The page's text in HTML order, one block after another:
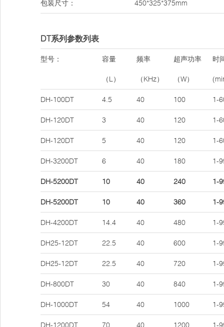
包装尺寸： 450*325*375mm
DT系列参数列表
型号： 容量
（L）
频率
（KHz）
超声功率
（W）
时
DH-100DT 4.5 40 100 1-
DH-120DT 3 40 120 1-
DH-120DT 5 40 120 1-
DH-3200DT 6 40 180 1-
DH-5200DT 10 40 240 1-
DH-5200DT 10 40 360 1-
DH-4200DT 14.4 40 480 1-
DH25-12DT 22.5 40 600 1-
DH25-12DT 22.5 40 720 1-
DH-800DT 30 40 840 1-
DH-1000DT 54 40 1000 1-
DH-1200DT 70 40 1200 1-